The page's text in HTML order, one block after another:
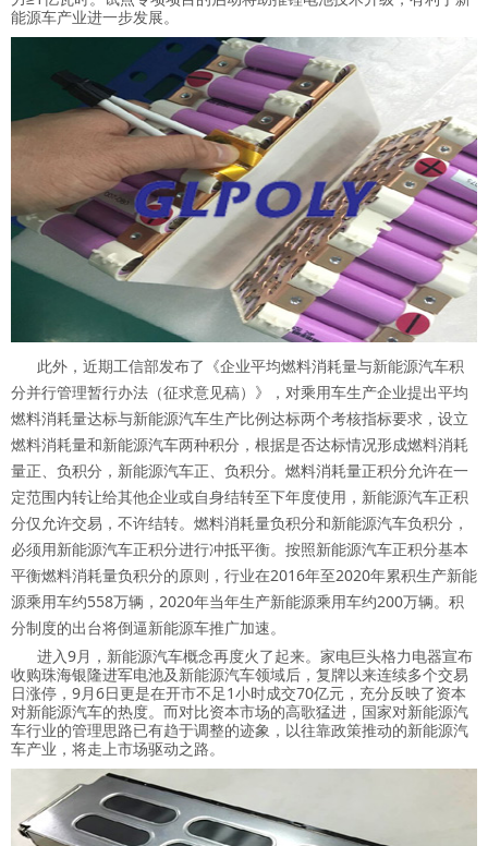
能源车产业进一步发展。
此外，近期工信部发布了《企业平均燃料消耗量与新能源汽车积
分并行管理暂行办法（征求意见稿）》，对乘用车生产企业提出平均
燃料消耗量达标与新能源汽车生产比例达标两个考核指标要求，设立
燃料消耗量和新能源汽车两种积分，根据是否达标情况形成燃料消耗
量正、负积分，新能源汽车正、负积分。燃料消耗量正积分允许在一
定范围内转让给其他企业或自身结转至下年度使用，新能源汽车正积
分仅允许交易，不许结转。燃料消耗量负积分和新能源汽车负积分，
必须用新能源汽车正积分进行冲抵平衡。按照新能源汽车正积分基本
平衡燃料消耗量负积分的原则，行业在2016年至2020年累积生产新能
源乘用车约558万辆，2020年当年生产新能源乘用车约200万辆。积
分制度的出台将倒逼新能源车推广加速。
进入9月，新能源汽车概念再度火了起来。家电巨头格力电器宣布
收购珠海银隆进军电池及新能源汽车领域后，复牌以来连续多个交易
日涨停，9月6日更是在开市不足1小时成交70亿元，充分反映了资本
对新能源汽车的热度。而对比资本市场的高歌猛进，国家对新能源汽
车行业的管理思路已有趋于调整的迹象，以往靠政策推动的新能源汽
车产业，将走上市场驱动之路。